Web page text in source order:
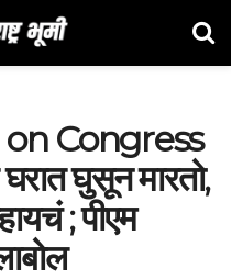
Congress
घुसून मारतो,
; पीएम